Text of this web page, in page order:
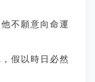
不願意向命運
假以時日必然